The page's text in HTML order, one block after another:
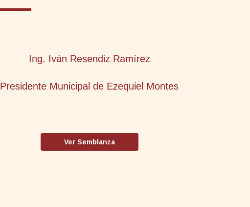
Ing. Iván Resendiz Ramírez
Presidente Municipal de Ezequiel Montes
Ver Semblanza